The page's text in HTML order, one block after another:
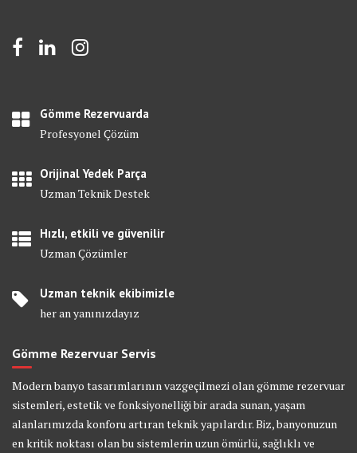
Gömme Rezervuarda
Profesyonel Çözüm
Orijinal Yedek Parça
Uzman Teknik Destek
Hızlı, etkili ve güvenilir
Uzman Çözümler
Uzman teknik ekibimizle
her an yanınızdayız
Gömme Rezervuar Servis
Modern banyo tasarımlarının vazgeçilmezi olan gömme rezervuar
sistemleri, estetik ve fonksiyonelliği bir arada sunan, yaşam
alanlarımızda konforu artıran teknik yapılardır. Biz, banyonuzun
en kritik noktası olan bu sistemlerin uzun ömürlü, sağlıklı ve